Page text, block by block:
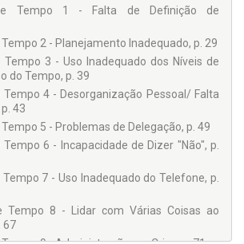
de Tempo 1 - Falta de Definição de
2 - Planejamento Inadequado, p. 29
Tempo 3 - Uso Inadequado dos Níveis de
do Tempo, p. 39
Tempo 4 - Desorganização Pessoal/ Falta
43
5 - Problemas de Delegação, p. 49
Tempo 6 - Incapacidade de Dizer "Não", p.
7 - Uso Inadequado do Telefone, p.
Tempo 8 - Lidar com Várias Coisas ao
67